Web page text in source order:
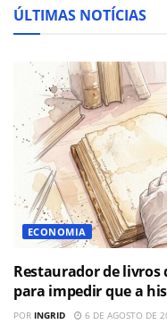
ÚLTIMAS NOTÍCIAS
ECONOMIA
Restaurador de
para impedir que a
POR INGRID 6 DE AGOSTO DE